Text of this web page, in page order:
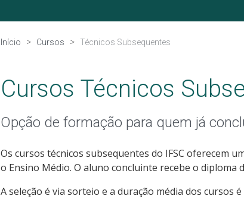
Início Cursos Técnicos Subsequentes
Cursos Técnicos
Opção de formação para quem já
Os cursos técnicos subsequentes do IFSC oferecem
o Ensino Médio. O aluno concluinte recebe o diploma
A seleção é via sorteio e a duração média dos cursos